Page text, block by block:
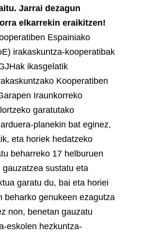
Jarrai dezagun
elkarrekin eraikitzen!
Espainiako
irakaskuntza-kooperatibak
ikasgelatik
Kooperatiben
Iraunkorreko
garatutako
planekin bat eginez,
eta horiek hedatzeko
beharreko 17 helburuen
sustatu eta
garatu du, bai eta horiei
beharko genukeen ezagutza
non, benetan gauzatu
eskolen hezkuntza-